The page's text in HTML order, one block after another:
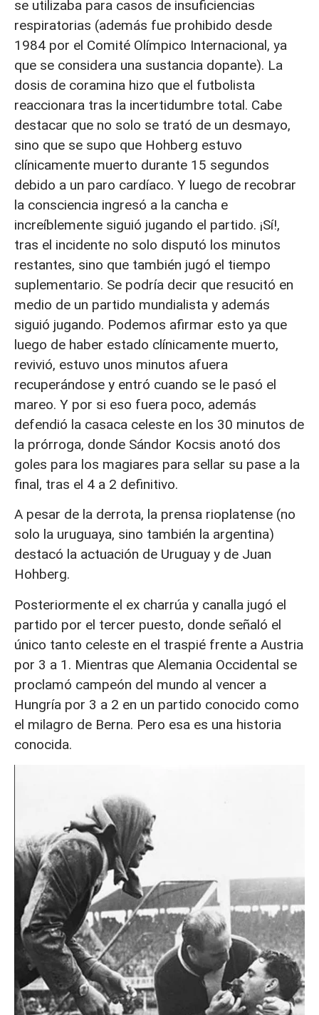
se utilizaba para casos de insuficiencias
respiratorias (además fue prohibido desde
1984 por el Comité Olímpico Internacional, ya
que se considera una sustancia dopante). La
dosis de coramina hizo que el futbolista
reaccionara tras la incertidumbre total. Cabe
destacar que no solo se trató de un desmayo,
sino que se supo que Hohberg estuvo
clínicamente muerto durante 15 segundos
debido a un paro cardíaco. Y luego de recobrar
la consciencia ingresó a la cancha e
increíblemente siguió jugando el partido. ¡Sí!,
tras el incidente no solo disputó los minutos
restantes, sino que también jugó el tiempo
suplementario. Se podría decir que resucitó en
medio de un partido mundialista y además
siguió jugando. Podemos afirmar esto ya que
luego de haber estado clínicamente muerto,
revivió, estuvo unos minutos afuera
recuperándose y entró cuando se le pasó el
mareo. Y por si eso fuera poco, además
defendió la casaca celeste en los 30 minutos de
la prórroga, donde Sándor Kocsis anotó dos
goles para los magiares para sellar su pase a la
final, tras el 4 a 2 definitivo.
A pesar de la derrota, la prensa rioplatense (no
solo la uruguaya, sino también la argentina)
destacó la actuación de Uruguay y de Juan
Hohberg.
Posteriormente el ex charrúa y canalla jugó el
partido por el tercer puesto, donde señaló el
único tanto celeste en el traspié frente a Austria
por 3 a 1. Mientras que Alemania Occidental se
proclamó campeón del mundo al vencer a
Hungría por 3 a 2 en un partido conocido como
el milagro de Berna. Pero esa es una historia
conocida.